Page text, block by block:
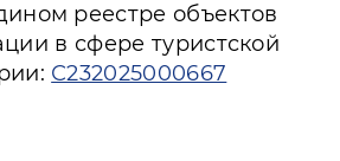
реестре объектов
в сфере туристской
С232025000667